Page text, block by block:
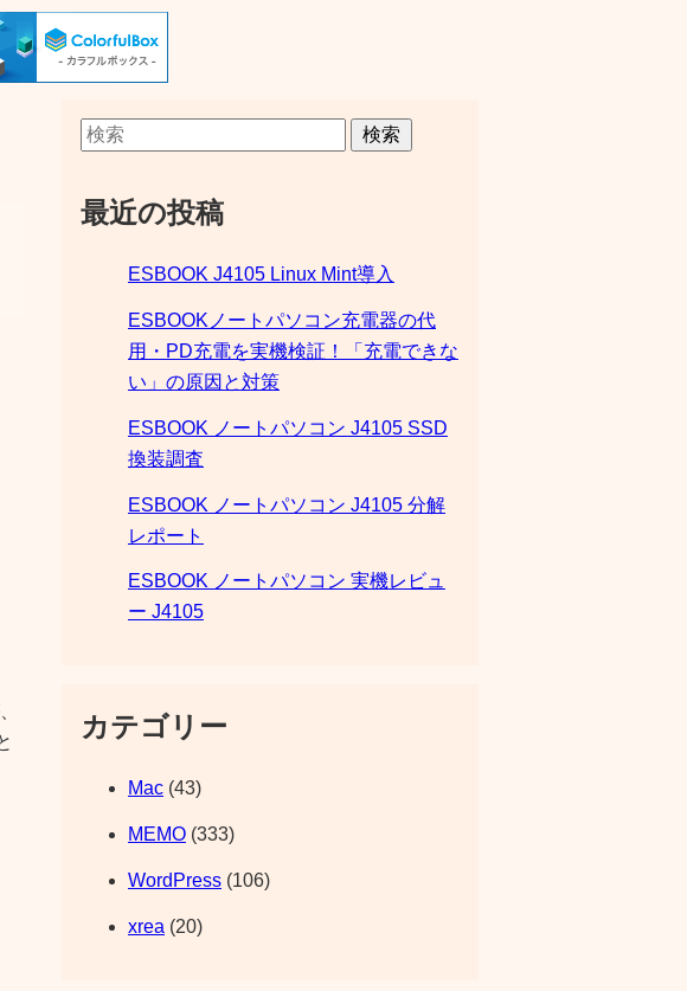
検索
最近の投稿
ESBOOK J4105 Linux Mint導入
ESBOOKノートパソコン充電器の代
用・PD充電を実機検証！「充電できな
い」の原因と対策
ESBOOK ノートパソコン J4105 SSD
換装調査
ESBOOK ノートパソコン J4105 分解
レポート
ESBOOK ノートパソコン 実機レビュ
ー J4105
カテゴリー
Mac (43)
MEMO (333)
WordPress (106)
xrea (20)